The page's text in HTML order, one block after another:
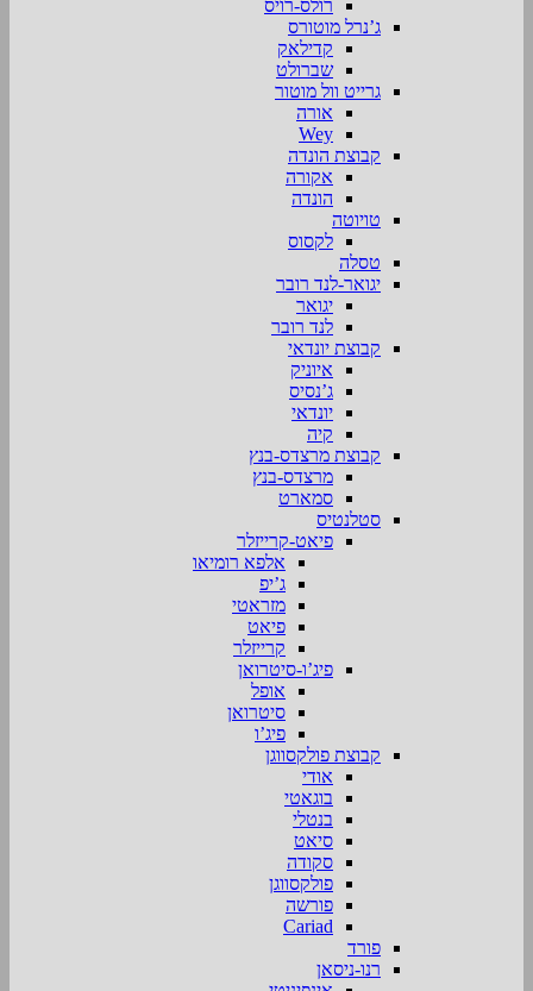
רולס-רויס
ג’נרל מוטורס
קדילאק
שברולט
גרייט וול מוטור
אורה
Wey
קבוצת הונדה
אקורה
הונדה
טויוטה
לקסוס
טסלה
יגואר-לנד רובר
יגואר
לנד רובר
קבוצת יונדאי
איוניק
ג’נסיס
יונדאי
קיה
קבוצת מרצדס-בנץ
מרצדס-בנץ
סמארט
סטלנטיס
פיאט-קרייזלר
אלפא רומיאו
ג’יפ
מזראטי
פיאט
קרייזלר
פיג’ו-סיטרואן
אופל
סיטרואן
פיג’ו
קבוצת פולקסווגן
אודי
בוגאטי
בנטלי
סיאט
סקודה
פולקסווגן
פורשה
Cariad
פורד
רנו-ניסאן